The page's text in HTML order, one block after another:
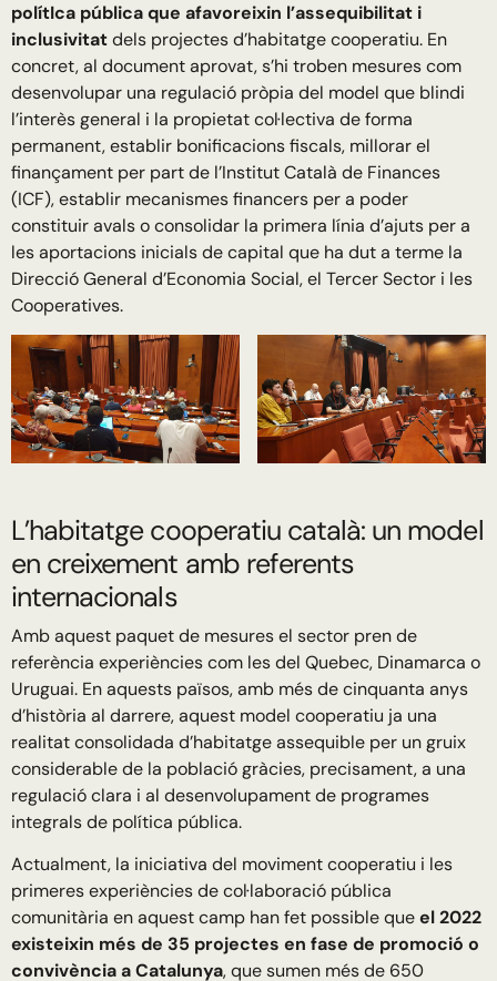
polítIca pública que afavoreixin l’assequibilitat i
inclusivitatdels projectes d’habitatge cooperatiu. En
concret, al document aprovat, s’hi troben mesures com
desenvolupar una regulació pròpia del model que blindi
l’interès general i la propietat col·lectiva de forma
permanent, establir bonificacions fiscals, millorar el
finançament per part de l’Institut Català de Finances
(ICF), establir mecanismes financers per a poder
constituir avals o consolidar la primera línia d’ajuts per a
les aportacions inicials de capital que ha dut a terme la
Direcció General d’Economia Social, el Tercer Sector i les
Cooperatives.
L’habitatge cooperatiu català: un model
en creixement amb referents
internacionals
Amb aquest paquet de mesures el sector pren de
referència experiències com les del Quebec, Dinamarca o
Uruguai. En aquests països, amb més de cinquanta anys
d’història al darrere, aquest model cooperatiu ja una
realitat consolidada d’habitatge assequible per un gruix
considerable de la població gràcies, precisament, a una
regulació clara i al desenvolupament de programes
integrals de política pública.
Actualment, la iniciativa del moviment cooperatiu i les
primeres experiències de col·laboració pública
comunitària en aquest camp han fet possible queel 2022
existeixin més de 35 projectes en fase de promoció o
convivència a Catalunya, que sumen més de 650